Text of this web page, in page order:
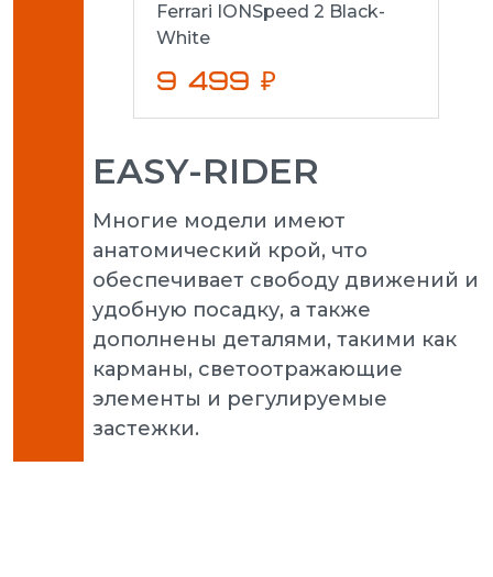
Ferrari IONSpeed 2 Black-
White
9 499 ₽
EASY-RIDER
Многие модели имеют
анатомический крой, что
обеспечивает свободу движений и
удобную посадку, а также
дополнены деталями, такими как
карманы, светоотражающие
элементы и регулируемые
застежки.